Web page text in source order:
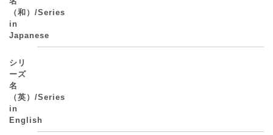
（和）/Series
in
Japanese
シリ
ーズ
名
（英）/Series
in
English